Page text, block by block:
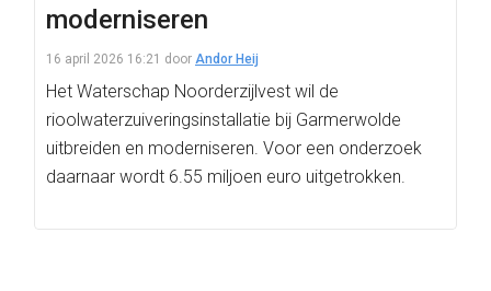
moderniseren
16 april 2026 16:21 door Andor Heij
Het Waterschap Noorderzijlvest wil de
rioolwaterzuiveringsinstallatie bij Garmerwolde
uitbreiden en moderniseren. Voor een onderzoek
daarnaar wordt 6.55 miljoen euro uitgetrokken.